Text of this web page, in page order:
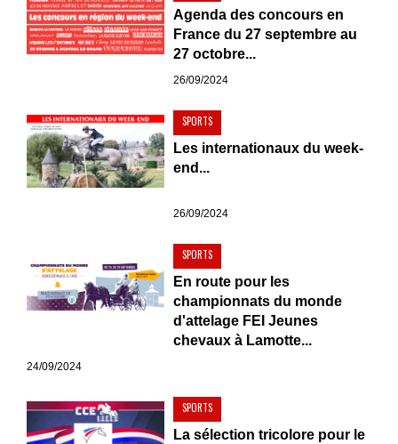
Agenda des concours en
France du 27 septembre au
27 octobre...
26/09/2024
SPORTS
Les internationaux du week-
end...
26/09/2024
SPORTS
En route pour les
championnats du monde
d'attelage FEI Jeunes
chevaux à Lamotte...
24/09/2024
SPORTS
La sélection tricolore pour le